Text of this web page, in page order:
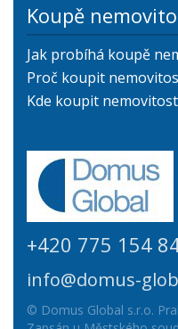
Koupě
Jak probíhá koupě
Proč koupit
Kde koupit
+420 775 154
info@domus-
© Domus Global s.r.o.